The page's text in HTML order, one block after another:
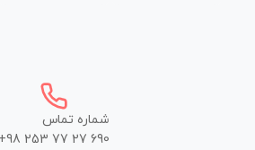
شماره تماس
+98 253 77 27 690